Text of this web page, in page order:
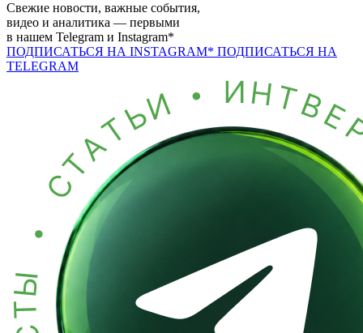
Свежие новости, важные события,
видео и аналитика — первыми
в нашем Telegram и Instagram*
ПОДПИСАТЬСЯ НА INSTAGRAM* ПОДПИСАТЬСЯ НА
TELEGRAM